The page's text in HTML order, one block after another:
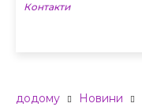
Контакти
додому Новини